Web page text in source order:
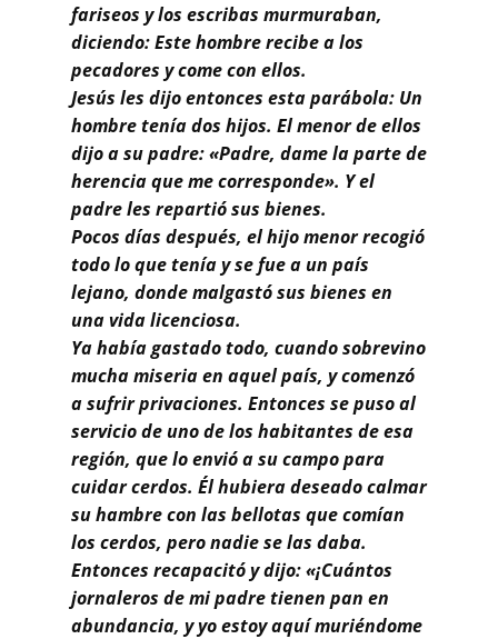
fariseos y los escribas murmuraban,
diciendo: Este hombre recibe a los
pecadores y come con ellos.
Jesús les dijo entonces esta parábola: Un
hombre tenía dos hijos. El menor de ellos
dijo a su padre: «Padre, dame la parte de
herencia que me corresponde». Y el
padre les repartió sus bienes.
Pocos días después, el hijo menor recogió
todo lo que tenía y se fue a un país
lejano, donde malgastó sus bienes en
una vida licenciosa.
Ya había gastado todo, cuando sobrevino
mucha miseria en aquel país, y comenzó
a sufrir privaciones. Entonces se puso al
servicio de uno de los habitantes de esa
región, que lo envió a su campo para
cuidar cerdos. Él hubiera deseado calmar
su hambre con las bellotas que comían
los cerdos, pero nadie se las daba.
Entonces recapacitó y dijo: «¡Cuántos
jornaleros de mi padre tienen pan en
abundancia, y yo estoy aquí muriéndome